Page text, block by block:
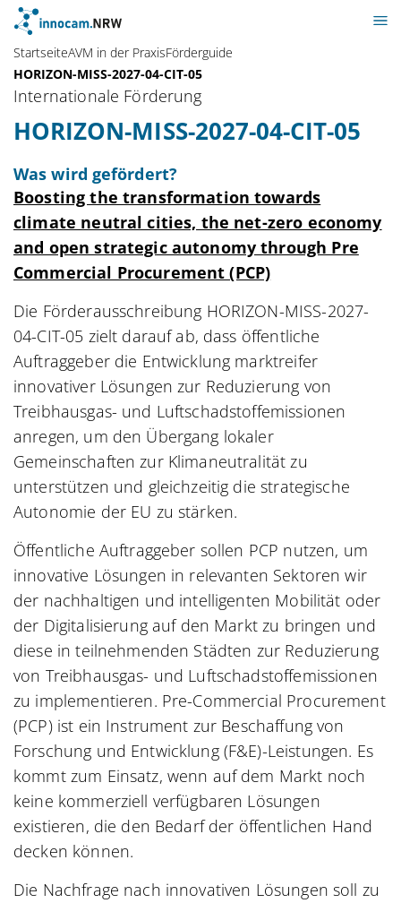
StartseiteAVM in der PraxisFörderguide
HORIZON-MISS-2027-04-CIT-05
HORIZON-MISS-2027-04-CIT-05
Internationale Förderung
Was wird gefördert?
Boosting the transformation towards
climate neutral cities, the net-zero economy
and open strategic autonomy through Pre
Commercial Procurement (PCP)
Die Förderausschreibung HORIZON-MISS-2027-
04-CIT-05 zielt darauf ab, dass öffentliche
Auftraggeber die Entwicklung marktreifer
innovativer Lösungen zur Reduzierung von
Treibhausgas- und Luftschadstoffemissionen
anregen, um den Übergang lokaler
Gemeinschaften zur Klimaneutralität zu
unterstützen und gleichzeitig die strategische
Autonomie der EU zu stärken.
Öffentliche Auftraggeber sollen PCP nutzen, um
innovative Lösungen in relevanten Sektoren wir
der nachhaltigen und intelligenten Mobilität oder
der Digitalisierung auf den Markt zu bringen und
diese in teilnehmenden Städten zur Reduzierung
von Treibhausgas- und Luftschadstoffemissionen
zu implementieren. Pre-Commercial Procurement
(PCP) ist ein Instrument zur Beschaffung von
Forschung und Entwicklung (F&E)-Leistungen. Es
kommt zum Einsatz, wenn auf dem Markt noch
keine kommerziell verfügbaren Lösungen
existieren, die den Bedarf der öffentlichen Hand
decken können.
Die Nachfrage nach innovativen Lösungen soll zu